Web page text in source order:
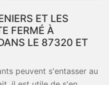
ET LES
FERMÉ À
LE 87320 ET
peuvent s'entasser au